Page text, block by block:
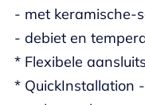
- met keramische-
- debiet en
* Flexibele
* QuickInstallation